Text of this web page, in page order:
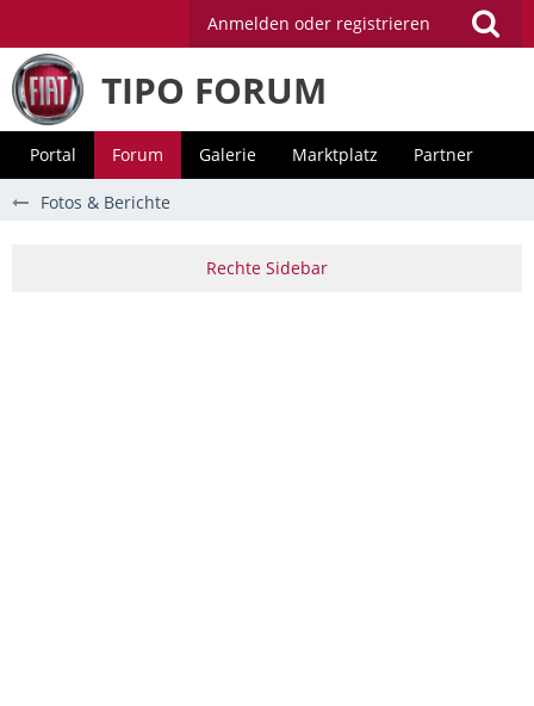
Anmelden oder registrieren
TIPO FORUM
Portal Forum Galerie Marktplatz Partner
Fotos & Berichte